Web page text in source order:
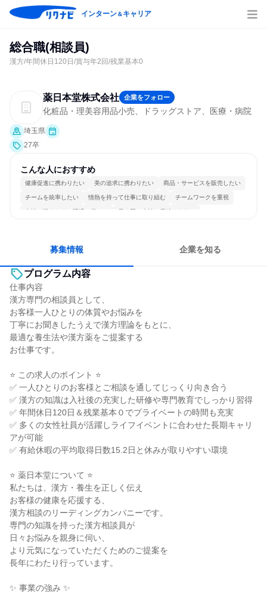
インターン＆キャリア
総合職(相談員)
漢方/年間休日120日/賞与年2回/残業基本0
薬日本堂株式会社 企業をフォロー
化粧品・理美容用品小売、ドラッグストア、医療・病院
埼玉県
27卒
こんな人におすすめ
健康促進に携わりたい 美の追求に携わりたい 商品・サービスを販売したい
チームを統率したい 情熱を持って仕事に取り組む チームワークを重視
女性が働きやすい環境で働ける 長く同じ会社に居続けられる
募集情報 企業を知る
プログラム内容
仕事内容
漢方専門の相談員として、
お客様一人ひとりの体質やお悩みを
丁寧にお聞きしたうえで漢方理論をもとに、
最適な養生法や漢方薬をご提案する
お仕事です。
⭐ この求人のポイント ⭐
✅ 一人ひとりのお客様とご相談を通してじっくり向き合う
✅ 漢方の知識は入社後の充実した研修や専門教育でしっかり習得
✅ 年間休日120日＆残業基本０でプライベートの時間も充実
✅ 多くの女性社員が活躍しライフイベントに合わせた長期キャリ
アが可能
✅ 有給休暇の平均取得日数15.2日と休みが取りやすい環境
⭐ 薬日本堂について ⭐
私たちは、漢方・養生を正しく伝え
お客様の健康を応援する、
漢方相談のリーディングカンパニーです。
専門の知識を持った漢方相談員が
日々お悩みを親身に伺い、
より元気になっていただくためのご提案を
長年にわたり行っています。
✨ 事業の強み ✨